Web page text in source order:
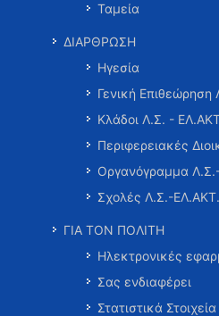
Ταμεία
ΔΙΑΡΘΡΩΣΗ
Ηγεσία
Γενική
Κλάδοι Λ.Σ. -
Περιφερειακές
Οργανόγραμμα
Σχολές Λ.Σ.-
ΓΙΑ ΤΟΝ ΠΟΛΙΤΗ
Ηλεκτρονικές
Σας ενδιαφέρει
Στατιστικά Στοιχεία